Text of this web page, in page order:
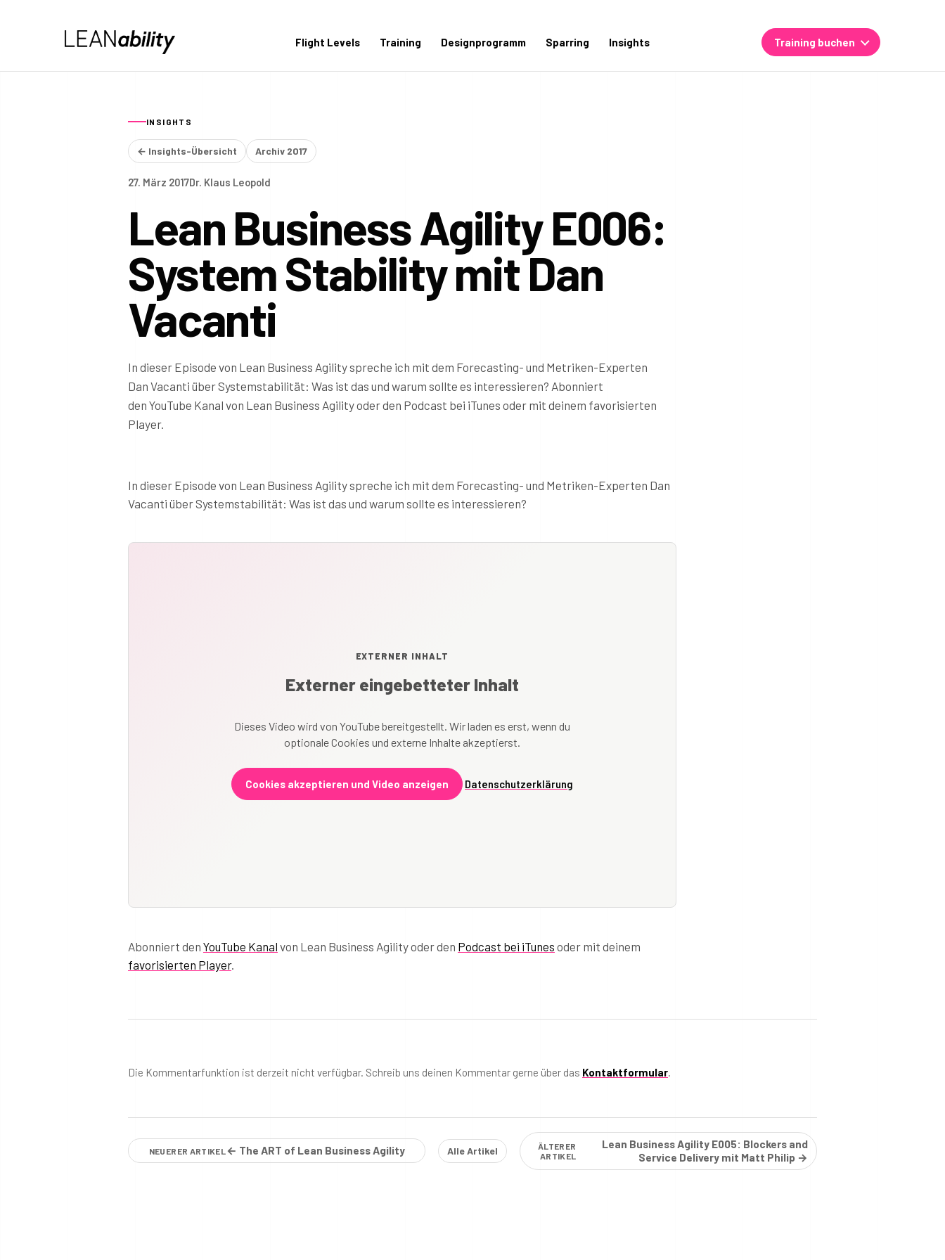
Flight Levels Training Designprogramm Sparring Insights Training buchen
INSIGHTS
← Insights-Übersicht Archiv 2017
27. März 2017Dr. Klaus Leopold
Lean Business Agility E006:
System Stability mit Dan
Vacanti
In dieser Episode von Lean Business Agility spreche ich mit dem Forecasting- und Metriken-Experten
Dan Vacanti über Systemstabilität: Was ist das und warum sollte es interessieren? Abonniert
den YouTube Kanal von Lean Business Agility oder den Podcast bei iTunes oder mit deinem favorisierten
Player.
In dieser Episode von Lean Business Agility spreche ich mit dem Forecasting- und Metriken-Experten Dan
Vacanti über Systemstabilität: Was ist das und warum sollte es interessieren?
EXTERNER INHALT
Externer eingebetteter Inhalt
Dieses Video wird von YouTube bereitgestellt. Wir laden es erst, wenn du
optionale Cookies und externe Inhalte akzeptierst.
Cookies akzeptieren und Video anzeigen Datenschutzerklärung
Abonniert den YouTube Kanal von Lean Business Agility oder den Podcast bei iTunes oder mit deinem
favorisierten Player.
Die Kommentarfunktion ist derzeit nicht verfügbar. Schreib uns deinen Kommentar gerne über das Kontaktformular.
NEUERER ARTIKEL ← The ART of Lean Business Agility Alle Artikel
ÄLTERER
ARTIKEL
Lean Business Agility E005: Blockers and
Service Delivery mit Matt Philip →